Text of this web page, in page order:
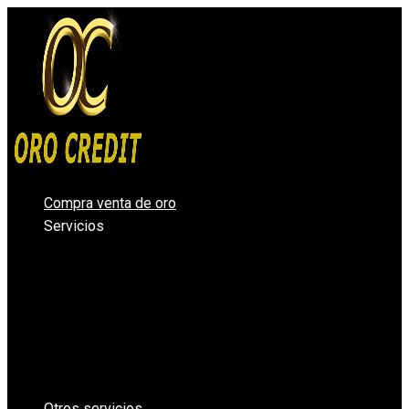
contenido
Compra venta de oro
Servicios